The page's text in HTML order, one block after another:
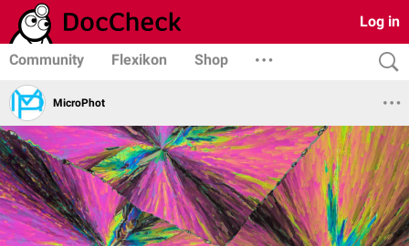
Log in
Community Flexikon Shop
MicroPhot